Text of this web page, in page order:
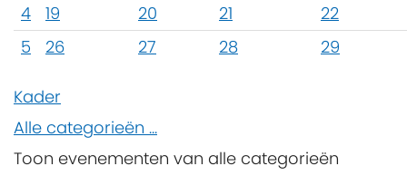
4
19 20 21
22
5
26 27 28 29
Kader
Alle categorieën ...
Toon evenementen van alle categorieën